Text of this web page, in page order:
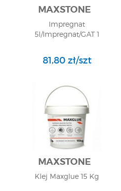
MAXSTONE
Impregnat
5l/Impregnat/GAT 1
81,80 zł/szt
MAXSTONE
Klej Maxglue 15 Kg